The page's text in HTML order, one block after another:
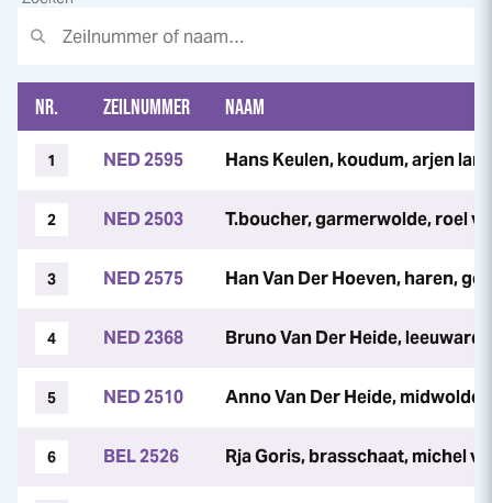
NR. ZEILNUMMER NAAM
1 NED 2595 Hans Keulen, koudum, arjen
2 NED 2503 T.boucher, garmerwolde, roel
3 NED 2575 Han Van Der Hoeven, haren,
4 NED 2368 Bruno Van Der Heide,
5 NED 2510 Anno Van Der Heide,
6 BEL 2526 Rja Goris, brasschaat, michel